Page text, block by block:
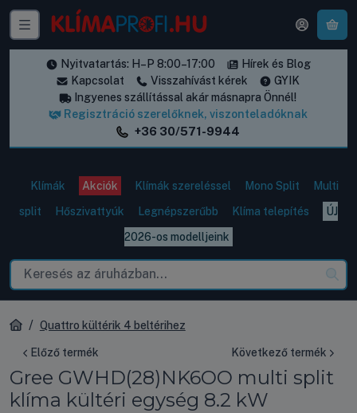
Nyitvatartás: H–P 8:00–17:00
Hírek és Blog
Kapcsolat
Visszahívást kérek
GYIK
Ingyenes szállítással akár másnapra Önnél!
Regisztráció szerelőknek, viszonteladóknak
+36 30/571-9944
Klímák Akciók Klímák szereléssel Mono Split
Multi
split
Hőszivattyúk Legnépszerűbb Klíma telepítés
ÚJ
2026-os modelljeink
Quattro kültérik 4 beltérihez
Előző termék Következő termék
Gree GWHD(28)NK6OO multi split
klíma kültéri egység 8.2 kW